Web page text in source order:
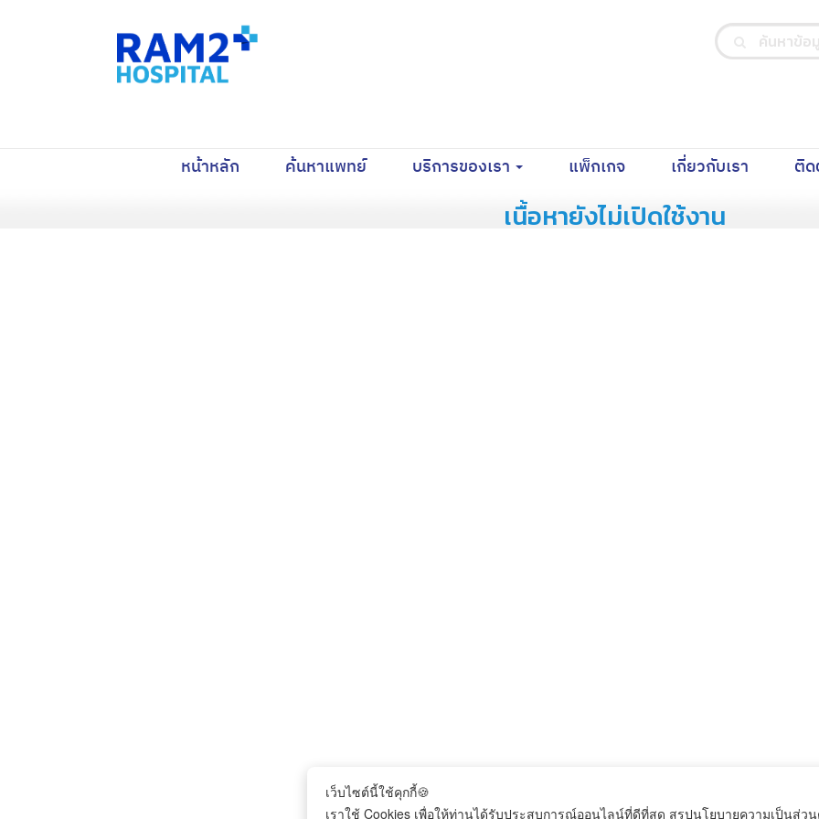
เว็บไซต์นี้ใช้คุกกี้🍪
เราใช้ Cookies เพื่อให้ท่านได้รับประสบการณ์ออนไลน์ที่ดีที่สุด สรุปนโยบายความเป็นส่ว
หน้าหลัก(current)ค้นหาแพทย์(current)บริการของเรา แพ็กเกจ(current)เกี่ยวกับเรา(current)
ติด
เนื้อหายังไม่เปิดใช้งาน